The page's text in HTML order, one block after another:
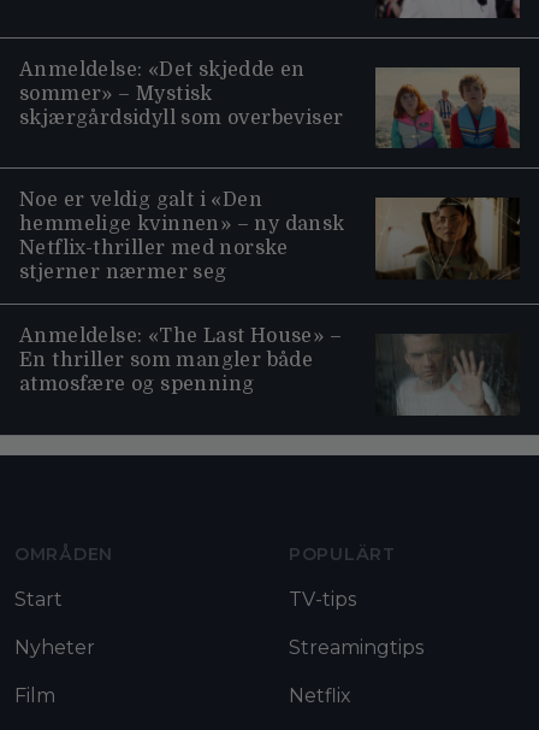
Anmeldelse: «Det skjedde en
sommer» – Mystisk
skjærgårdsidyll som overbeviser
Noe er veldig galt i «Den
hemmelige kvinnen» – ny dansk
Netflix-thriller med norske
stjerner nærmer seg
Anmeldelse: «The Last House» –
En thriller som mangler både
atmosfære og spenning
OMRÅDEN
Start
Nyheter
Film
POPULÄRT
TV-tips
Streamingtips
Netflix